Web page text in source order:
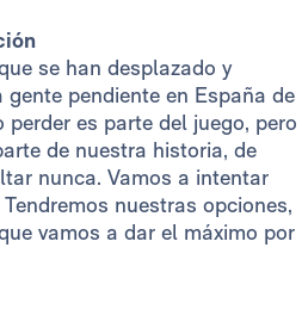
se han desplazado y
pendiente en España de
es parte del juego, pero
de nuestra historia, de
nunca. Vamos a intentar
nuestras opciones,
vamos a dar el máximo por